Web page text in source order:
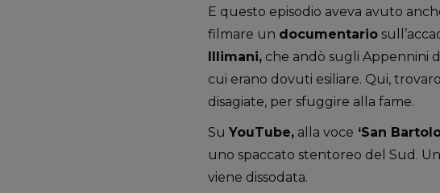
E questo episodio aveva avuto
filmare un documentario
Illimani,che andò sugli Appennini
cui erano dovuti esiliare. Qui,
disagiate, per sfuggire alla fame.
Su YouTube,alla voce ‘San
uno spaccato stentoreo del Sud.
viene dissodata.